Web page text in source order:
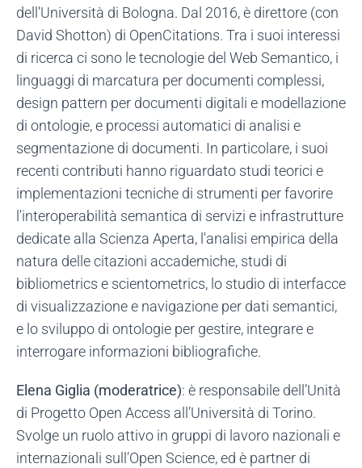
dell'Università di Bologna. Dal 2016, è direttore (con
David Shotton) di OpenCitations. Tra i suoi interessi
di ricerca ci sono le tecnologie del Web Semantico, i
linguaggi di marcatura per documenti complessi,
design pattern per documenti digitali e modellazione
di ontologie, e processi automatici di analisi e
segmentazione di documenti. In particolare, i suoi
recenti contributi hanno riguardato studi teorici e
implementazioni tecniche di strumenti per favorire
l'interoperabilità semantica di servizi e infrastrutture
dedicate alla Scienza Aperta, l'analisi empirica della
natura delle citazioni accademiche, studi di
bibliometrics e scientometrics, lo studio di interfacce
di visualizzazione e navigazione per dati semantici,
e lo sviluppo di ontologie per gestire, integrare e
interrogare informazioni bibliografiche.
Elena Giglia (moderatrice): è responsabile dell’Unità
di Progetto Open Access all’Università di Torino.
Svolge un ruolo attivo in gruppi di lavoro nazionali e
internazionali sull’Open Science, ed è partner di